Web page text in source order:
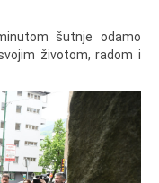
šutnje odamo
životom, radom i